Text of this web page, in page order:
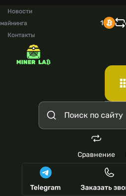
Новости
майнинга
Контакты
1
Сравнение